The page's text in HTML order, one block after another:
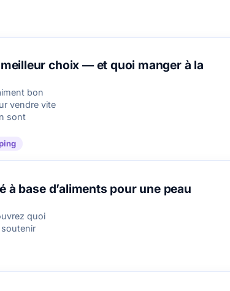
choix — et quoi manger à la
bon
vendre vite
sont
à base d’aliments pour une peau
quoi